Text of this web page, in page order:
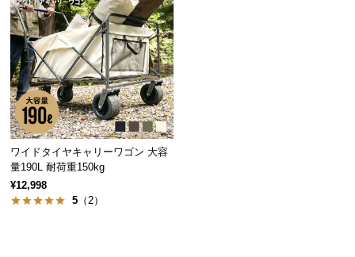
ビ
ス
に
つ
い
て
搬
入
経
路
ワイドタイヤキャリーワゴン 大容
量190L 耐荷重150kg
¥12,998
5 （2）